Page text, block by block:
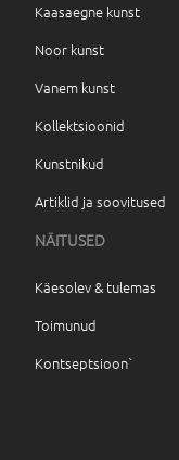
Kaasaegne kunst
Noor kunst
Vanem kunst
Kollektsioonid
Kunstnikud
Artiklid ja soovitused
NÄITUSED
Käesolev & tulemas
Toimunud
Kontseptsioon`